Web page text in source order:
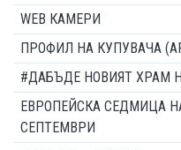
WEB КАМЕРИ
ПРОФИЛ НА КУПУВАЧА
#ДАБЪДЕ НОВИЯТ ХРАМ
ЕВРОПЕЙСКА СЕДМИЦА
СЕПТЕМВРИ